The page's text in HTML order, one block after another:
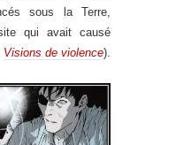
sous la Terre,
qui avait causé
Visions de violence).